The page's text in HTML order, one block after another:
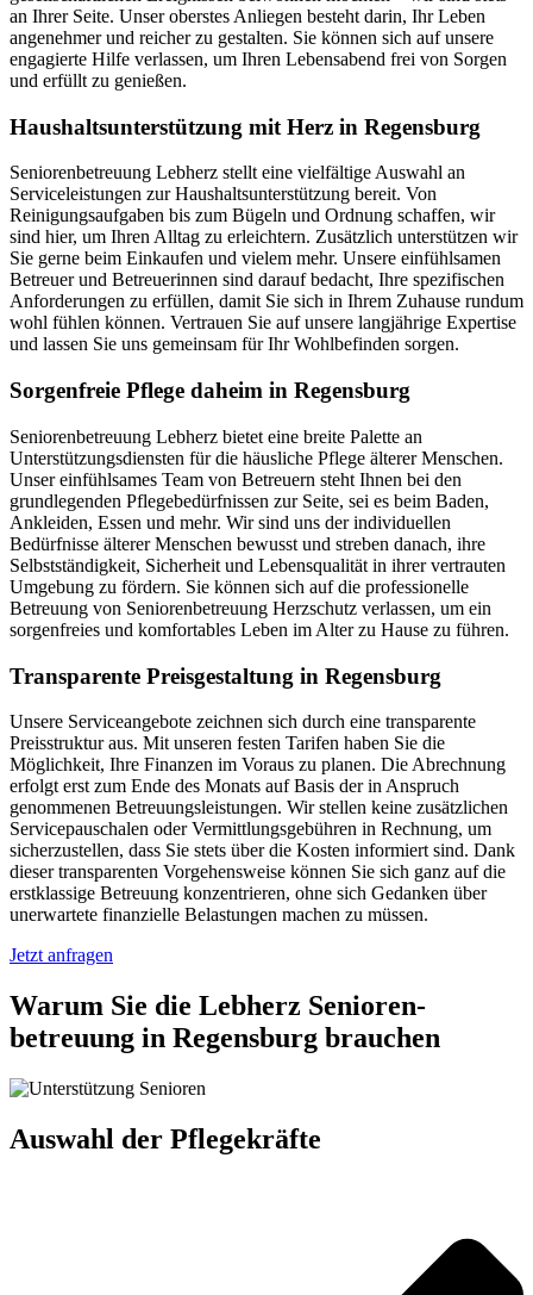
an Ihrer Seite. Unser oberstes Anliegen besteht darin, Ihr Leben
angenehmer und reicher zu gestalten. Sie können sich auf unsere
engagierte Hilfe verlassen, um Ihren Lebensabend frei von Sorgen
und erfüllt zu genießen.
Haushalts­unterstützung mit Herz in Regensburg
Seniorenbetreuung Lebherz stellt eine vielfältige Auswahl an
Serviceleistungen zur Haushaltsunterstützung bereit. Von
Reinigungsaufgaben bis zum Bügeln und Ordnung schaffen, wir
sind hier, um Ihren Alltag zu erleichtern. Zusätzlich unterstützen wir
Sie gerne beim Einkaufen und vielem mehr. Unsere einfühlsamen
Betreuer und Betreuerinnen sind darauf bedacht, Ihre spezifischen
Anforderungen zu erfüllen, damit Sie sich in Ihrem Zuhause rundum
wohl fühlen können. Vertrauen Sie auf unsere langjährige Expertise
und lassen Sie uns gemeinsam für Ihr Wohlbefinden sorgen.
Sorgenfreie Pflege daheim in Regensburg
Seniorenbetreuung Lebherz bietet eine breite Palette an
Unterstützungsdiensten für die häusliche Pflege älterer Menschen.
Unser einfühlsames Team von Betreuern steht Ihnen bei den
grundlegenden Pflegebedürfnissen zur Seite, sei es beim Baden,
Ankleiden, Essen und mehr. Wir sind uns der individuellen
Bedürfnisse älterer Menschen bewusst und streben danach, ihre
Selbstständigkeit, Sicherheit und Lebensqualität in ihrer vertrauten
Umgebung zu fördern. Sie können sich auf die professionelle
Betreuung von Seniorenbetreuung Herzschutz verlassen, um ein
sorgenfreies und komfortables Leben im Alter zu Hause zu führen.
Transparente Preisgestaltung in Regensburg
Unsere Serviceangebote zeichnen sich durch eine transparente
Preisstruktur aus. Mit unseren festen Tarifen haben Sie die
Möglichkeit, Ihre Finanzen im Voraus zu planen. Die Abrechnung
erfolgt erst zum Ende des Monats auf Basis der in Anspruch
genommenen Betreuungsleistungen. Wir stellen keine zusätzlichen
Servicepauschalen oder Vermittlungsgebühren in Rechnung, um
sicherzustellen, dass Sie stets über die Kosten informiert sind. Dank
dieser transparenten Vorgehensweise können Sie sich ganz auf die
erstklassige Betreuung konzentrieren, ohne sich Gedanken über
unerwartete finanzielle Belastungen machen zu müssen.
Jetzt anfragen
Warum Sie die Lebherz Senioren­
betreuung in Regensburg brauchen
Auswahl der Pflegekräfte